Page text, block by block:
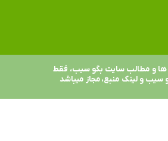
ها و مطالب سایت بگو سیب، فقط
سیب و لینک منبع، مجاز میباشد